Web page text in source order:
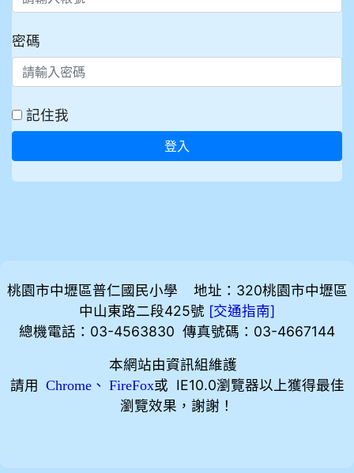
密碼
記住我
登入
桃園市中壢區普仁國民小學 地址：320桃園市中壢區
中山東路二段425號 [交通指南]
總機電話：03-4563830 傳真號碼：03-4667144
本網站由資訊組維護
請用
Chrome、 FireFox或 IE10.0瀏覽器以上獲得最佳
瀏覽效果，謝謝！